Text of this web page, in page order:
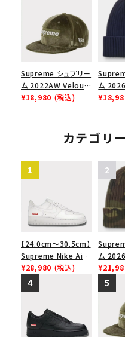
ューズ ホワイト
ース１
ューズ
Supreme シュプリー
ム 2022AW Velour
Box Logo New Era
プ 帽子 オリーブ
¥18,980 (税込)
ム
カテゴリ
【24.0cm～30.5cm】
Supreme Nike Air
Force 1 Low シュプ
リーム ナイキエアフォ
ース１スニーカー シ
¥28,980 (税込)
ム
オーバ
ニー ウ